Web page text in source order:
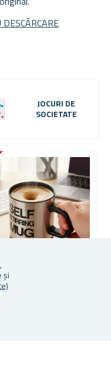
și
JOCURI DE
SOCIETATE
LENEȘĂ CU